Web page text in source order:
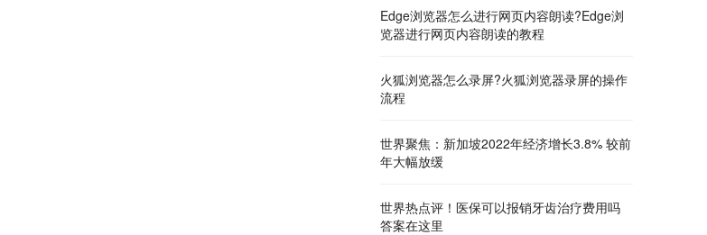
Edge浏览器怎么进行网页内容朗读?Edge浏
览器进行网页内容朗读的教程
火狐浏览器怎么录屏?火狐浏览器录屏的操作
流程
世界聚焦：新加坡2022年经济增长3.8% 较前
年大幅放缓
世界热点评！医保可以报销牙齿治疗费用吗
答案在这里